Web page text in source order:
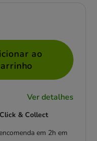
por kg
ao
Ver detalhes
& Collect
em 2h em